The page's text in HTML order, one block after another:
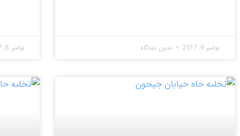
نوامبر 9, 2017 بدون دیدگاه نوامبر 8, 2017